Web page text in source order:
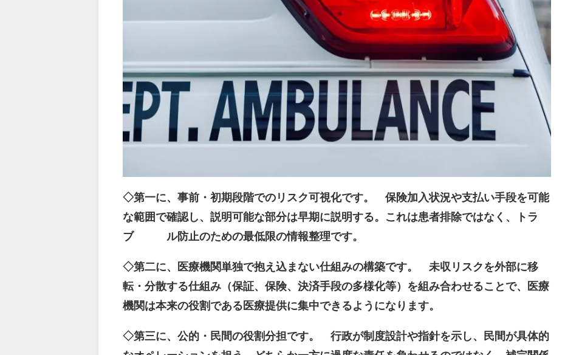
◇第一に、事前・初期段階でのリスク可視化です。 保険加入状況や支払い手段を可能
な範囲で確認し、説明可能な部分は早期に説明する。これは患者排除ではなく、トラ
ブ ル防止のための最低限の情報整理です。
◇第二に、医療機関単独で抱え込まない仕組みの構築です。 未収リスクを外部に移
転・分散する仕組み（保証、保険、決済手段の多様化等）を組み合わせることで、医療
機関は本来の役割である医療提供に集中できるようになります。
◇第三に、公的・民間の役割分担です。 行政が制度設計や指針を示し、民間が具体的